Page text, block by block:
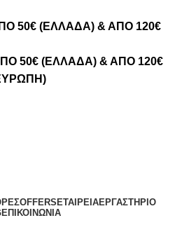
50€ (ΕΛΛΑΔΑ) & ΑΠΟ 120€
50€ (ΕΛΛΑΔΑ) & ΑΠΟ 120€
OFFERS ΕΤΑΙΡΕΊΑΕΡΓΑΣΤΉΡΙΟ
ΕΠΙΚΟΙΝΩΝΊΑ